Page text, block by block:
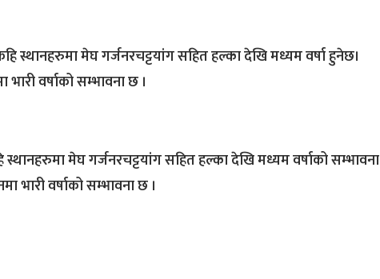
स्थानहरुमा मेघ गर्जनरचट्टयांग सहित हल्का देखि मध्यम वर्षा हुनेछ।
वर्षाको सम्भावना छ ।
मेघ गर्जनरचट्टयांग सहित हल्का देखि मध्यम वर्षाको सम्भावना
भारी वर्षाको सम्भावना छ ।